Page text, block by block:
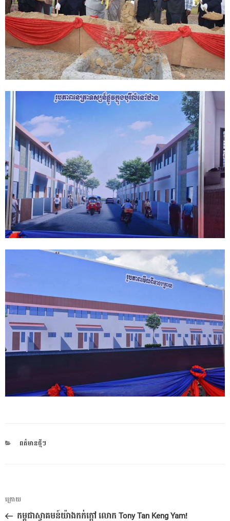
CATEGORIES
ពត៌មានថ្មីៗ
ការ​
នាំទិស​
អត្ថបទ
មុន
ក្រោយ
កម្ពុជាស្វាគមន៍យ៉ាងកក់ក្តៅ លោក Tony Tan Keng Yam!